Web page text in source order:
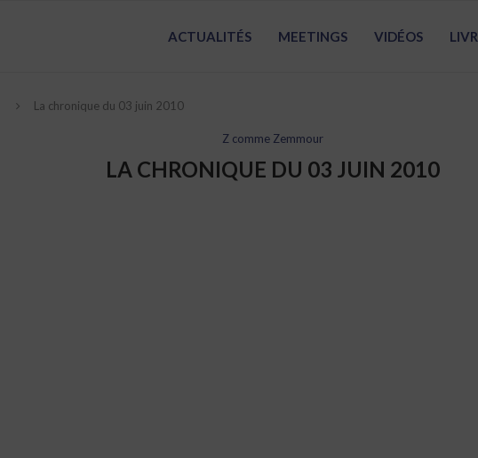
ACTUALITÉS MEETINGS VIDÉOS
La chronique du 03 juin 2010
Z comme Zemmour
LA CHRONIQUE DU 03 JUIN 2010